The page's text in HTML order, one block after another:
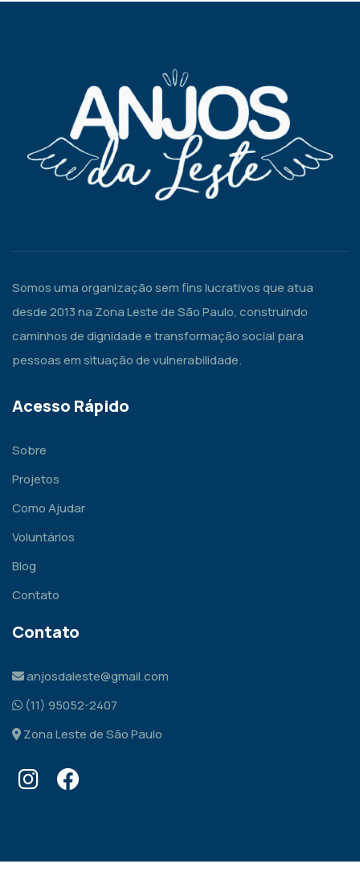
Somos uma organização sem fins lucrativos que atua
desde 2013 na Zona Leste de São Paulo, construindo
caminhos de dignidade e transformação social para
pessoas em situação de vulnerabilidade.
Acesso Rápido
Sobre
Projetos
Como Ajudar
Voluntários
Blog
Contato
Contato
anjosdaleste@gmail.com
(11) 95052-2407
Zona Leste de São Paulo